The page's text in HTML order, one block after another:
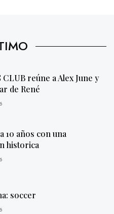
CLUB reúne a Alex June y
de René
10 años con una
historica
soccer